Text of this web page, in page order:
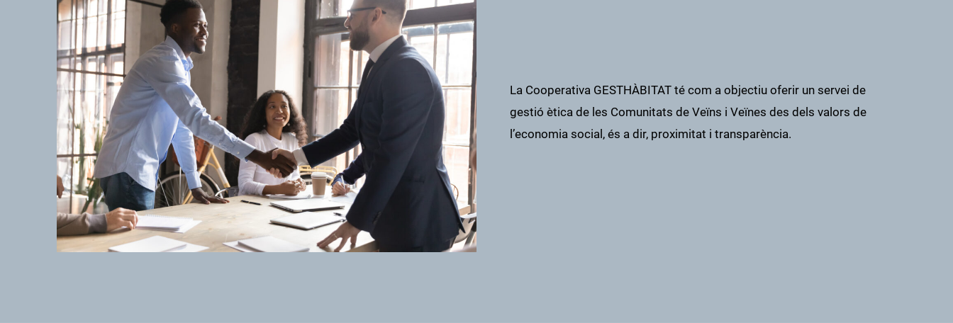
La Cooperativa GESTHÀBITAT té com a objectiu oferir un servei de
gestió ètica de les Comunitats de Veïns i Veïnes des dels valors de
l’economia social, és a dir, proximitat i transparència.